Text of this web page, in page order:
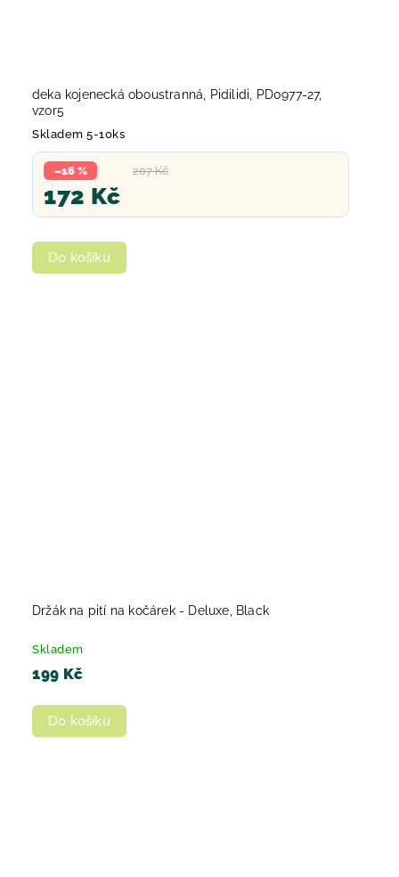
deka kojenecká oboustranná, Pidilidi, PD0977-27,
vzor5
Skladem 5-10ks
207 Kč
–16 %
172 Kč
Do košíku
Držák na pití na kočárek - Deluxe, Black
Skladem
199 Kč
Do košíku